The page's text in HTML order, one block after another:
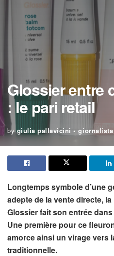
Glossier entre
: le pari retail
by giulia pallavicini • giornalista
Longtemps symbole d’une
adepte de la vente directe,
Glossier fait son entrée
Une première pour ce
amorce ainsi un virage vers
traditionnelle.